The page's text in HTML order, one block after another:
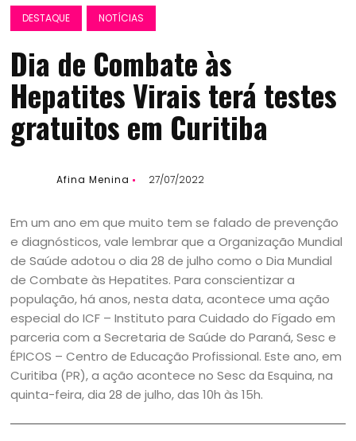
DESTAQUE NOTÍCIAS
Dia de Combate às
Hepatites Virais terá testes
gratuitos em Curitiba
Afina Menina 27/07/2022
Em um ano em que muito tem se falado de prevenção
e diagnósticos, vale lembrar que a Organização Mundial
de Saúde adotou o dia 28 de julho como o Dia Mundial
de Combate às Hepatites. Para conscientizar a
população, há anos, nesta data, acontece uma ação
especial do ICF – Instituto para Cuidado do Fígado em
parceria com a Secretaria de Saúde do Paraná, Sesc e
ÉPICOS – Centro de Educação Profissional. Este ano, em
Curitiba (PR), a ação acontece no Sesc da Esquina, na
quinta-feira, dia 28 de julho, das 10h às 15h.